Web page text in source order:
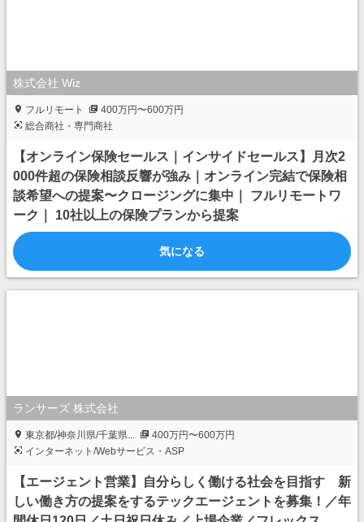
株式会社 Wiz
フルリモート
400万円〜600万円
総合商社・専門商社
【オンライン保険セールス｜インサイドセールス】月次2
000件超の保険相談反響が強み｜オンライン完結で保険相
談希望への提案〜クロージングに集中｜ フルリモートワ
ーク｜ 10社以上の保険プランから提案
気になる
ランサーズ 株式会社
東京都/神奈川県/千葉県...
400万円〜600万円
インターネット/Webサービス・ASP
【エージェント営業】自分らしく働ける社会を目指す 新
しい働き方の提案をするテックエージェントを募集！／年